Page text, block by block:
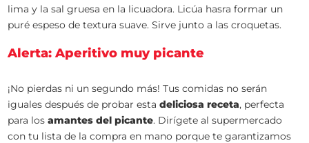
lima y la sal gruesa en la licuadora. Licúa hasra formar un
puré espeso de textura suave. Sirve junto a las croquetas.
Alerta: Aperitivo muy picante
¡No pierdas ni un segundo más! Tus comidas no serán
iguales después de probar estadeliciosa receta, perfecta
para losamantes del picante. Dirígete al supermercado
con tu lista de la compra en mano porque te garantizamos